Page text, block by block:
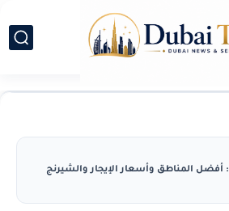
دليل السكن في دبي 2026: أفضل المناطق وأسعار الإيجار والشيرنج